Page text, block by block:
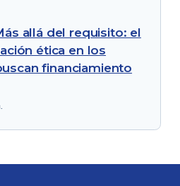
allá del requisito: el
ética en los
financiamiento